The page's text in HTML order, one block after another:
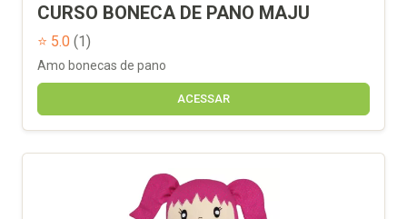
CURSO BONECA DE PANO MAJU
⭐ 5.0 (1)
Amo bonecas de pano
ACESSAR